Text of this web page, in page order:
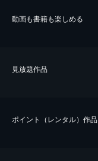
動画も書籍も楽しめる
⾒放題作品
ポイント（レンタル）作品